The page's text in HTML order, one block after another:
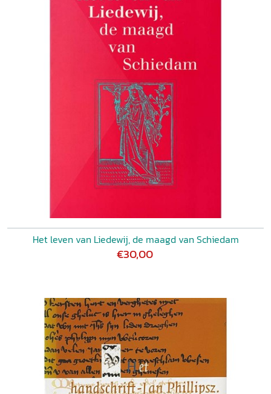
Het leven van Liedewij, de maagd van Schiedam
€30,00